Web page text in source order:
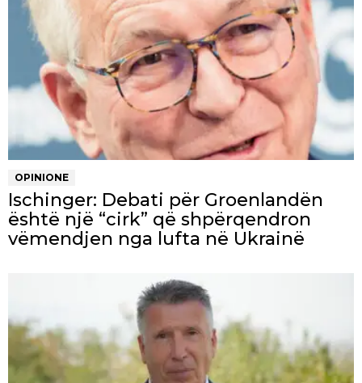
OPINIONE
Ischinger: Debati për Groenlandën
është një “cirk” që shpërqendron
vëmendjen nga lufta në Ukrainë